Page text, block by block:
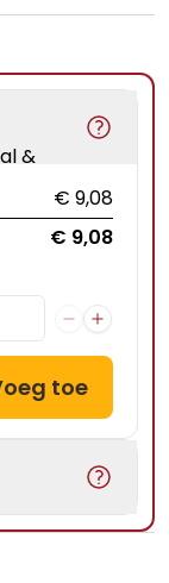
&
€ 9,08
€ 9,08
toe